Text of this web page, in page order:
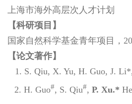
上海市海外高层次人才计划
【科研项目】
国家自然科学基金青年项目，
【论文著作】
1. S. Qiu, X. Yu, H. Guo, J.
2. H. Guo#, S. Qiu#, P. Xu.*